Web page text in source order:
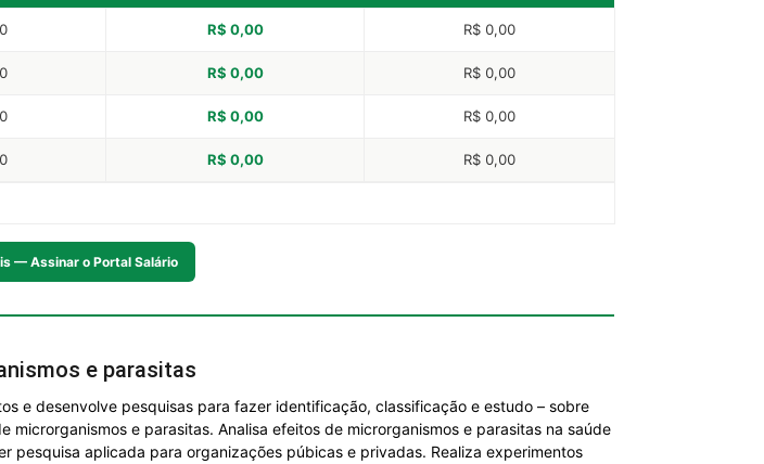
R$ 0,00 R$ 0,00
R$ 0,00 R$ 0,00
R$ 0,00 R$ 0,00
R$ 0,00 R$ 0,00
— Assinar o Portal Salário
e parasitas
e desenvolve pesquisas para fazer identificação, classificação e estudo – sobre
e parasitas. Analisa efeitos de microrganismos e parasitas na saúde
pesquisa aplicada para organizações púbicas e privadas. Realiza experimentos